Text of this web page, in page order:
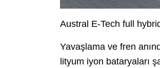
Austral E-Tech full
Yavaşlama ve fren
lityum iyon bataryaları